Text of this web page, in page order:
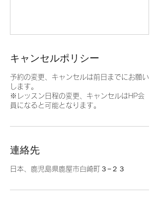
キャンセルポリシー
予約の変更、キャンセルは前日までにお願い
します。
※レッスン日程の変更、キャンセルはHP会
員になると可能となります。
連絡先
日本、鹿児島県鹿屋市白崎町３−２３